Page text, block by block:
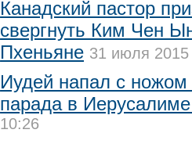
Канадский пастор
свергнуть Ким Чен
Пхеньяне 31 июля 2015
Иудей напал с ножом
парада в
10:26